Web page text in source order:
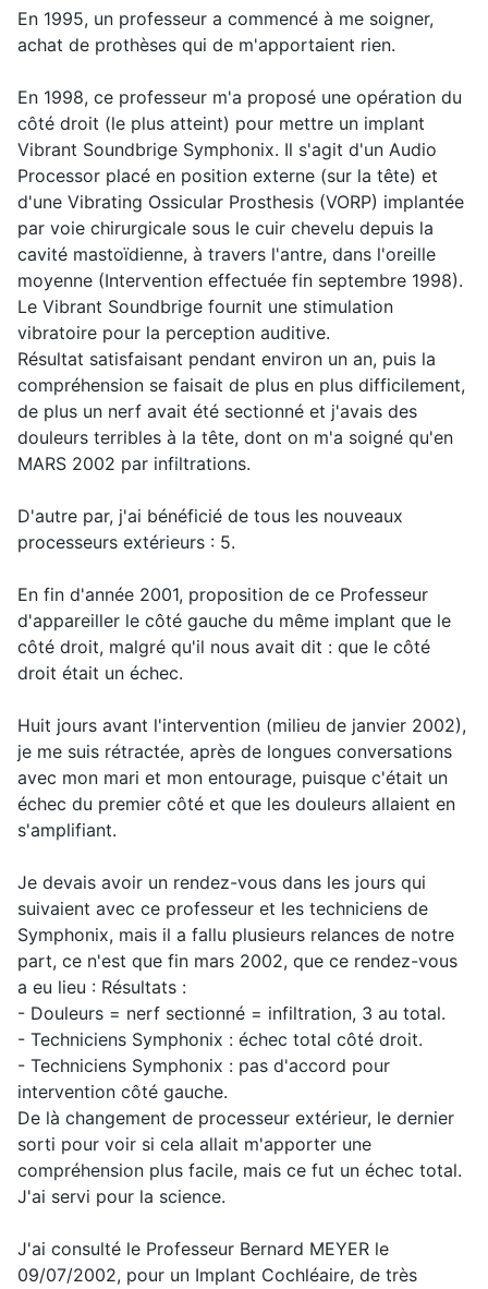
En 1995, un professeur a commencé à me soigner,
achat de prothèses qui de m'apportaient rien.
En 1998, ce professeur m'a proposé une opération du
côté droit (le plus atteint) pour mettre un implant
Vibrant Soundbrige Symphonix. Il s'agit d'un Audio
Processor placé en position externe (sur la tête) et
d'une Vibrating Ossicular Prosthesis (VORP) implantée
par voie chirurgicale sous le cuir chevelu depuis la
cavité mastoïdienne, à travers l'antre, dans l'oreille
moyenne (Intervention effectuée fin septembre 1998).
Le Vibrant Soundbrige fournit une stimulation
vibratoire pour la perception auditive.
Résultat satisfaisant pendant environ un an, puis la
compréhension se faisait de plus en plus difficilement,
de plus un nerf avait été sectionné et j'avais des
douleurs terribles à la tête, dont on m'a soigné qu'en
MARS 2002 par infiltrations.
D'autre par, j'ai bénéficié de tous les nouveaux
processeurs extérieurs : 5.
En fin d'année 2001, proposition de ce Professeur
d'appareiller le côté gauche du même implant que le
côté droit, malgré qu'il nous avait dit : que le côté
droit était un échec.
Huit jours avant l'intervention (milieu de janvier 2002),
je me suis rétractée, après de longues conversations
avec mon mari et mon entourage, puisque c'était un
échec du premier côté et que les douleurs allaient en
s'amplifiant.
Je devais avoir un rendez-vous dans les jours qui
suivaient avec ce professeur et les techniciens de
Symphonix, mais il a fallu plusieurs relances de notre
part, ce n'est que fin mars 2002, que ce rendez-vous
a eu lieu : Résultats :
- Douleurs = nerf sectionné = infiltration, 3 au total.
- Techniciens Symphonix : échec total côté droit.
- Techniciens Symphonix : pas d'accord pour
intervention côté gauche.
De là changement de processeur extérieur, le dernier
sorti pour voir si cela allait m'apporter une
compréhension plus facile, mais ce fut un échec total.
J'ai servi pour la science.
J'ai consulté le Professeur Bernard MEYER le
09/07/2002, pour un Implant Cochléaire, de très